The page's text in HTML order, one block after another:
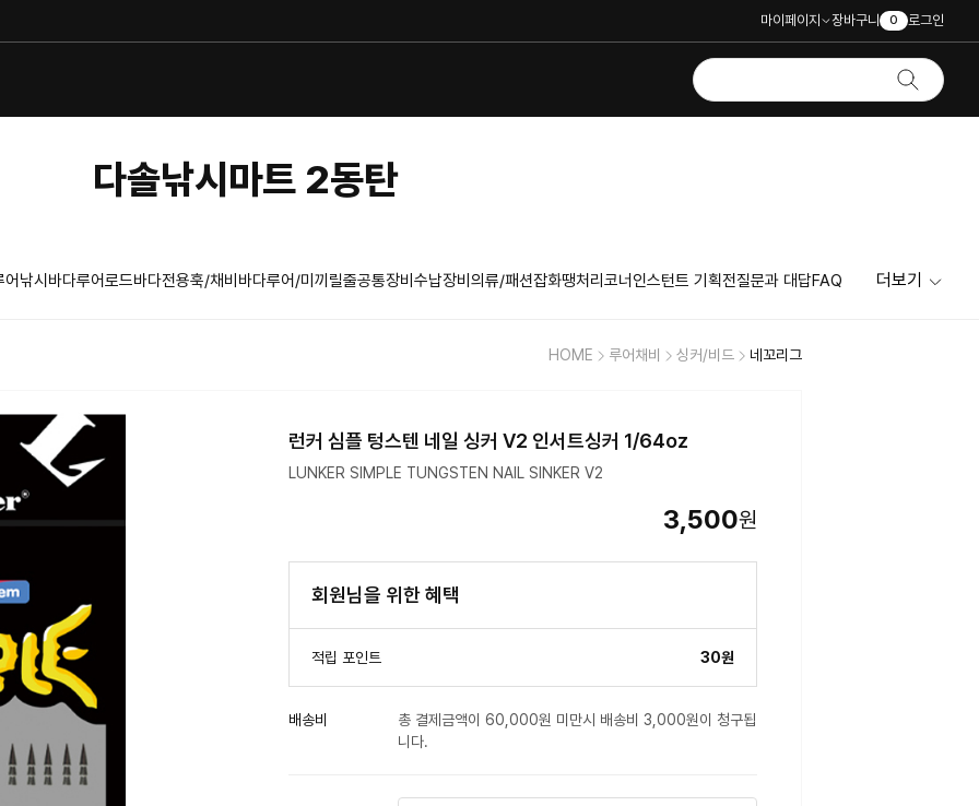
마이페이지 장바구니 0 로그인
다솔낚시마트 2동탄
낚시 바다루어로드바다전용훅/채비 바다루어/미끼 릴줄공통장비 수납장비 의류/패션잡화땡처리코너 인스턴트 기획전질문과 대답FAQ 더보기
HOME 루어채비 싱커/비드 네꼬리그
런커 심플 텅스텐 네일 싱커 V2 인서트싱커 1/64oz
LUNKER SIMPLE TUNGSTEN NAIL SINKER V2
3,500원
회원님을 위한 혜택
적립 포인트 30원
배송비
총 결제금액이 60,000원 미만시 배송비 3,000원이 청구됩
니다.